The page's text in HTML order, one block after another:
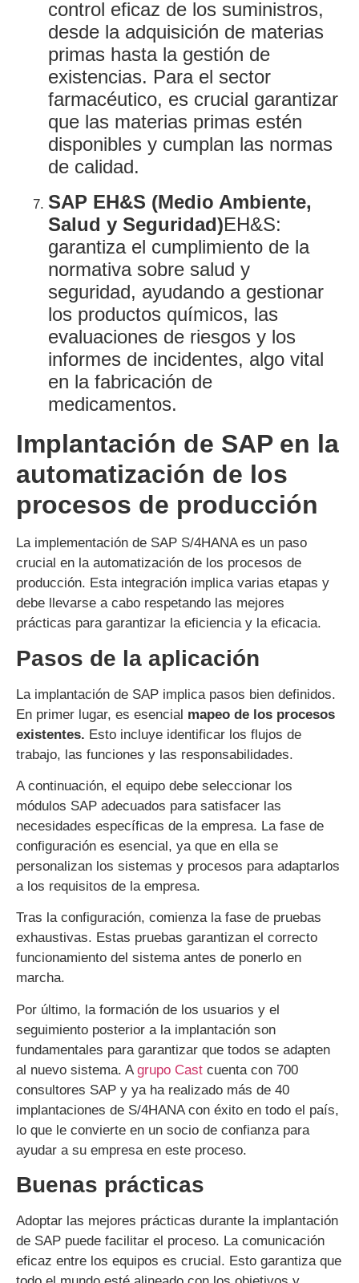
control eficaz de los suministros,
desde la adquisición de materias
primas hasta la gestión de
existencias. Para el sector
farmacéutico, es crucial garantizar
que las materias primas estén
disponibles y cumplan las normas
de calidad.
SAP EH&S (Medio Ambiente,
Salud y Seguridad)EH&S:
garantiza el cumplimiento de la
normativa sobre salud y
seguridad, ayudando a gestionar
los productos químicos, las
evaluaciones de riesgos y los
informes de incidentes, algo vital
en la fabricación de
medicamentos.
Implantación de SAP en la
automatización de los
procesos de producción
La implementación de SAP S/4HANA es un paso
crucial en la automatización de los procesos de
producción. Esta integración implica varias etapas y
debe llevarse a cabo respetando las mejores
prácticas para garantizar la eficiencia y la eficacia.
Pasos de la aplicación
La implantación de SAP implica pasos bien definidos.
En primer lugar, es esencial mapeo de los procesos
existentes. Esto incluye identificar los flujos de
trabajo, las funciones y las responsabilidades.
A continuación, el equipo debe seleccionar los
módulos SAP adecuados para satisfacer las
necesidades específicas de la empresa. La fase de
configuración es esencial, ya que en ella se
personalizan los sistemas y procesos para adaptarlos
a los requisitos de la empresa.
Tras la configuración, comienza la fase de pruebas
exhaustivas. Estas pruebas garantizan el correcto
funcionamiento del sistema antes de ponerlo en
marcha.
Por último, la formación de los usuarios y el
seguimiento posterior a la implantación son
fundamentales para garantizar que todos se adapten
al nuevo sistema. A grupo Cast cuenta con 700
consultores SAP y ya ha realizado más de 40
implantaciones de S/4HANA con éxito en todo el país,
lo que le convierte en un socio de confianza para
ayudar a su empresa en este proceso.
Buenas prácticas
Adoptar las mejores prácticas durante la implantación
de SAP puede facilitar el proceso. La comunicación
eficaz entre los equipos es crucial. Esto garantiza que